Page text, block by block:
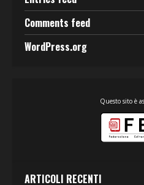
Comments feed
WordPress.org
Questo sito è
ARTICOLI RECENTI